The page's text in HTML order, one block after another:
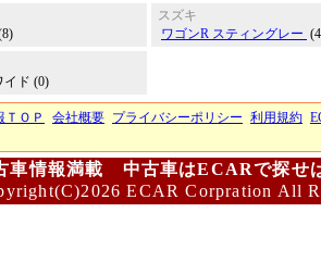
スズキ
ワゴンR スティングレー
イド (0)
ＴＯＰ 会社概要 プライバシーポリシー 利用規約
車情報満載 中古車はECARで探せ
ECAR Corpration All